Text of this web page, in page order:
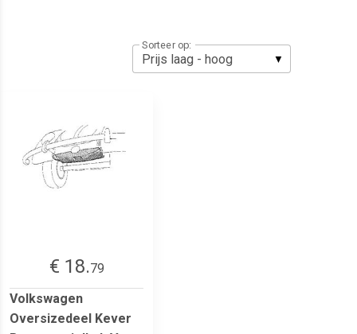
Sorteer op:
€ 18.79
Volkswagen
Oversizedeel Kever